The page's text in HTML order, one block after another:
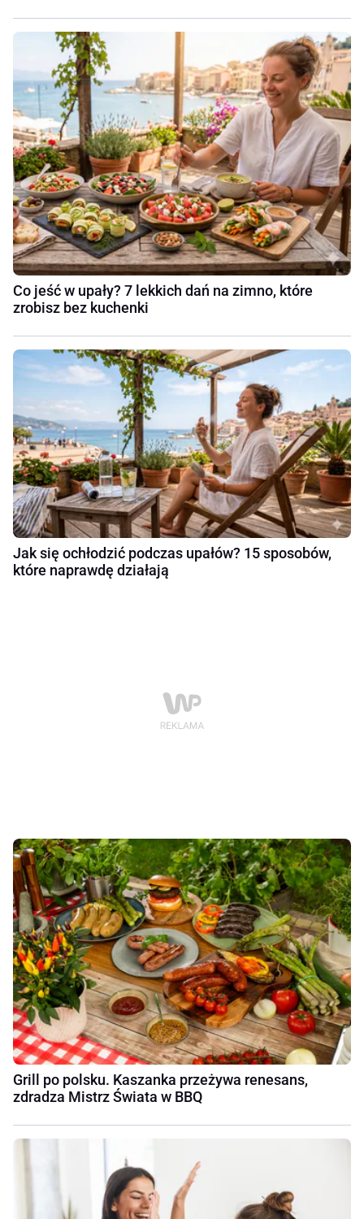
Co jeść w upały? 7 lekkich dań na zimno, które
zrobisz bez kuchenki
Jak się ochłodzić podczas upałów? 15 sposobów,
które naprawdę działają
Grill po polsku. Kaszanka przeżywa renesans,
zdradza Mistrz Świata w BBQ